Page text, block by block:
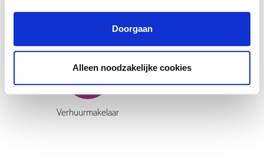
Doorgaan
Alleen noodzakelijke cookies
Verhuurmakelaar